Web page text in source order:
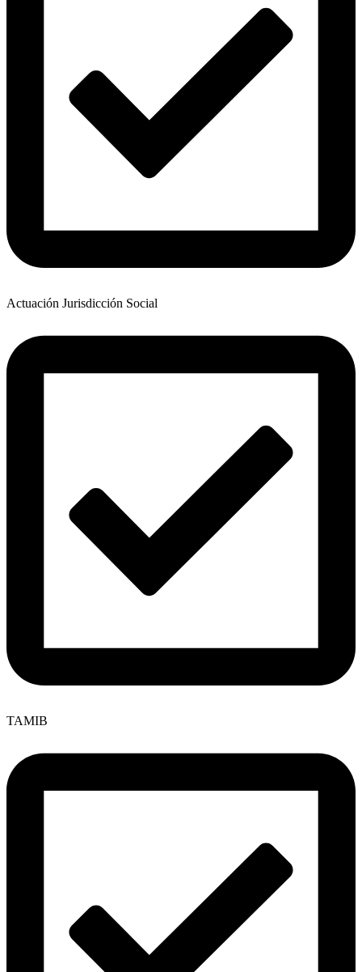
Actuación Jurisdicción Social
TAMIB